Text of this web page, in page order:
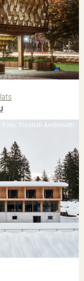
Foto: Tonatiuh Ambrosetti